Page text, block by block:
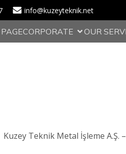
info@kuzeyteknik.net
CORPORATE OUR
Kuzey Teknik Metal İşleme A.Ş.